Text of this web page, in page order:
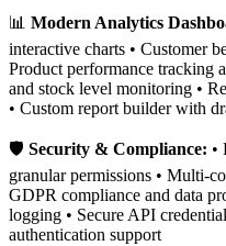
📊 Modern Analytics
interactive charts • Customer
Product performance tracking
and stock level monitoring •
• Custom report builder with
🛡️ Security & Compliance: •
granular permissions • Multi-
GDPR compliance and data
logging • Secure API
authentication support